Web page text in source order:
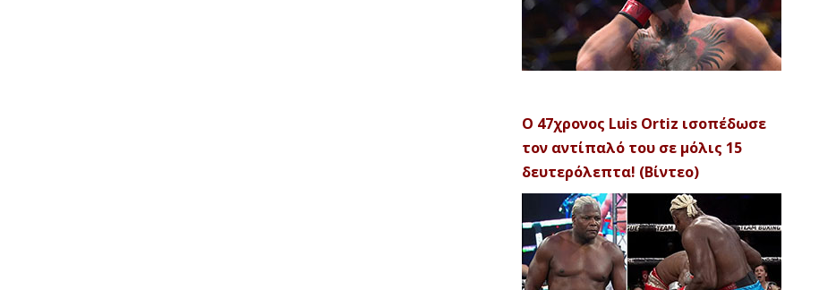
Ο 47χρονος Luis Ortiz ισοπέδωσε
τον αντίπαλό του σε μόλις 15
δευτερόλεπτα! (Βίντεο)